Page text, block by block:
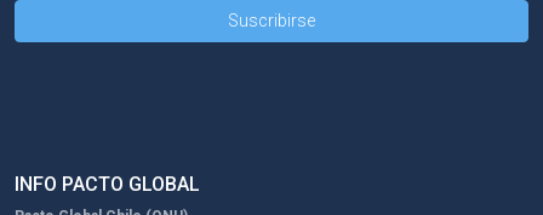
INFO PACTO GLOBAL